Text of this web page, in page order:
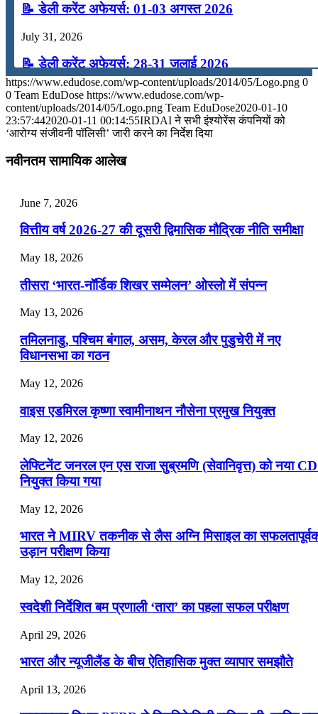
📝 डेली करेंट अफेयर्स: 01-03 अगस्त 2026
July 31, 2026
📝 डेली करेंट अफेयर्स: 28-31 जुलाई 2026
July 28, 2026
📝 डेली करेंट अफेयर्स: 25-27 जुलाई 2026
July 22, 2026
📝 डेली करेंट अफेयर्स: 19-21 जुलाई 2026
July 19, 2026
📝 डेली करेंट अफेयर्स: 16-18 जुलाई 2026
July 16, 2026
📝 डेली करेंट अफेयर्स: 13-15 जुलाई 2026
https://www.edudose.com/wp-content/uploads/2014/05/Logo.png 0
0 Team EduDose https://www.edudose.com/wp-
content/uploads/2014/05/Logo.png Team EduDose2020-01-10
23:57:442020-01-11 00:14:55IRDAI ने सभी इंश्योरेंस कंपनियों को
‘आरोग्य संजीवनी पॉलिसी’ जारी करने का निर्देश दिया
नवीनतम सामायिक आलेख
June 7, 2026
वित्तीय वर्ष 2026-27 की दूसरी द्विमासिक मौद्रिक नीति समीक्षा
May 18, 2026
तीसरा ‘भारत-नॉर्डिक शिखर सम्मेलन’ ओस्लो में संपन्न
May 13, 2026
तमिलनाडु, पश्चिम बंगाल, असम, केरल और पुडुचेरी में नए
विधानसभा का गठन
May 12, 2026
वाइस एडमिरल कृष्णा स्वामीनाथन नौसेना प्रमुख नियुक्त
May 12, 2026
लेफ्टिनेंट जनरल एन एस राजा सुब्रमणि (सेवानिवृत्त) को नया
नियुक्त किया गया
May 12, 2026
भारत ने MIRV तकनीक से लैस अग्नि मिसाइल का
उड़ान परीक्षण किया
May 12, 2026
स्वदेशी निर्देशित बम प्रणाली ‘तारा’ का पहला सफल परीक्षण
April 29, 2026
भारत और न्यूजीलैंड के बीच ऐतिहासिक मुक्त व्यापार समझौते
April 13, 2026